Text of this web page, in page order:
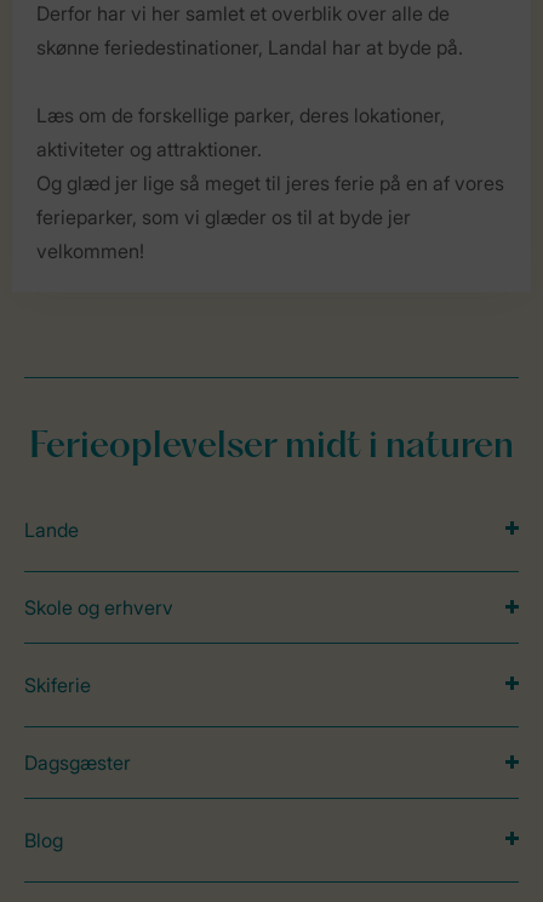
Derfor har vi her samlet et overblik over alle de
skønne feriedestinationer, Landal har at byde på.
Læs om de forskellige parker, deres lokationer,
aktiviteter og attraktioner.
Og glæd jer lige så meget til jeres ferie på en af vores
ferieparker, som vi glæder os til at byde jer
velkommen!
Ferieoplevelser midt i naturen
Lande
Skole og erhverv
Skiferie
Dagsgæster
Blog